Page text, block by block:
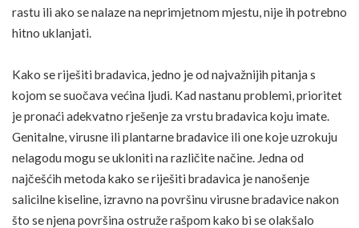
rastu ili ako se nalaze na neprimjetnom mjestu, nije ih potrebno
hitno uklanjati.
Kako se riješiti bradavica, jedno je od najvažnijih pitanja s
kojom se suočava većina ljudi. Kad nastanu problemi, prioritet
je pronaći adekvatno rješenje za vrstu bradavica koju imate.
Genitalne, virusne ili plantarne bradavice ili one koje uzrokuju
nelagodu mogu se ukloniti na različite načine. Jedna od
najčešćih metoda kako se riješiti bradavica je nanošenje
salicilne kiseline, izravno na površinu virusne bradavice nakon
što se njena površina ostruže rašpom kako bi se olakšalo